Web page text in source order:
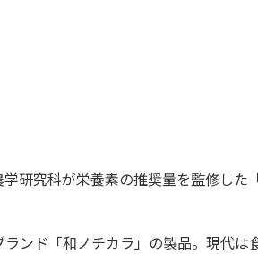
研究科が栄養素の推奨量を監修した
ンド「和ノチカラ」の製品。現代は